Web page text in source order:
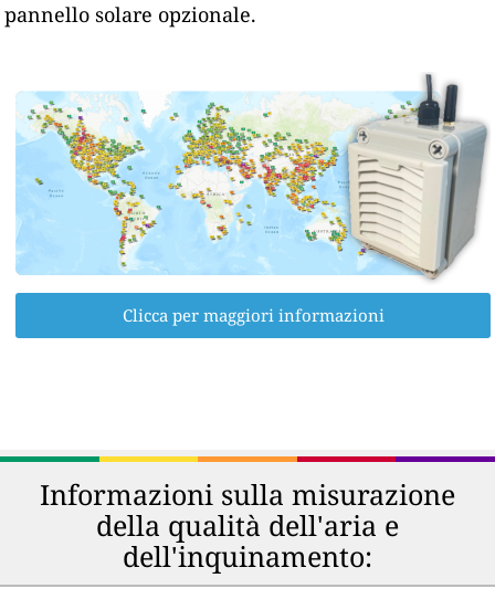
pannello solare opzionale.
Clicca per maggiori informazioni
Informazioni sulla misurazione
della qualità dell'aria e
dell'inquinamento: